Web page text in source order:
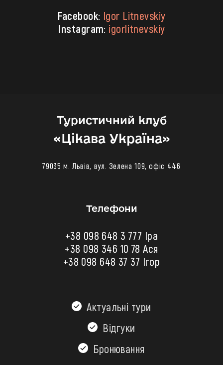
Facebook: Igor Litnevskiy
Instagram: igorlitnevskiy
Туристичний клуб
«‎Цікава Україна»
79035 м. Львів, вул. Зелена 109, офіс 446
Телефони
+38 098 648 3 777 Іра
+38 098 346 10 78 Ася
+38 098 648 37 37 Ігор
Актуальні тури
Відгуки
Бронювання